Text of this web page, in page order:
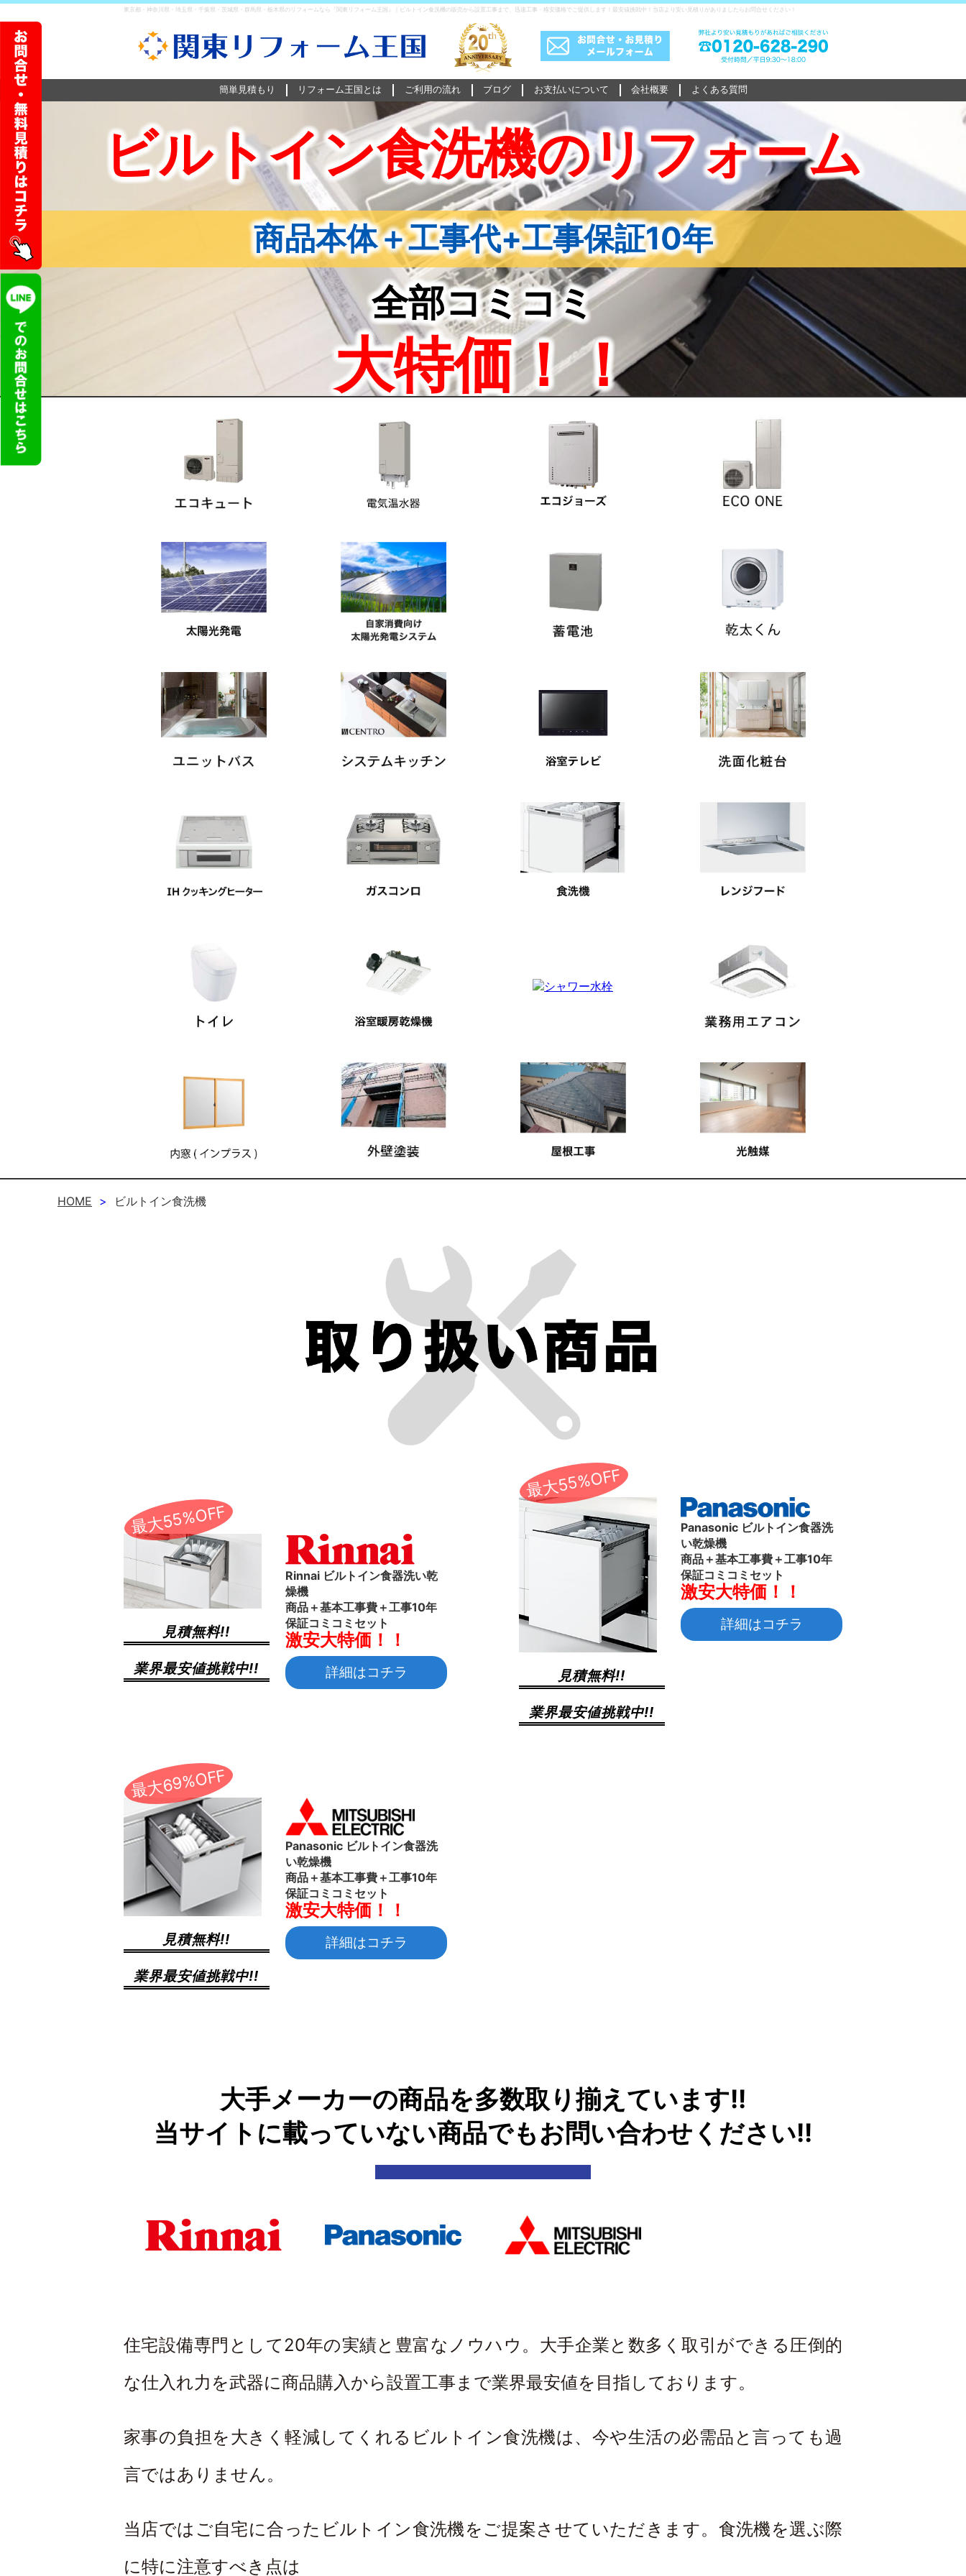
東京都・神奈川県・埼玉県・千葉県・茨城県・群馬県・栃木県のリフォームなら『関東リフォーム王国』｜ビルトイン食洗機の販売から設置工事まで、迅速工事・格安価格でご提供します！最安値挑戦中！当店より安い見積りがありましたらお問合せください！
簡単見積もり リフォーム王国とは ご利用の流れ ブログ お支払いについて 会社概要 よくある質問
ビルトイン食洗機のリフォーム
商品本体＋工事代+工事保証10年
全部コミコミ
大特価！！
HOME ビルトイン食洗機
最大55%OFF
見積無料!!
業界最安値挑戦中!!
Rinnai ビルトイン食器洗い乾
燥機
商品＋基本工事費＋工事10年
保証コミコミセット
激安大特価！！
詳細はコチラ
最大55%OFF
見積無料!!
業界最安値挑戦中!!
Panasonic ビルトイン食器洗
い乾燥機
商品＋基本工事費＋工事10年
保証コミコミセット
激安大特価！！
詳細はコチラ
最大69%OFF
見積無料!!
業界最安値挑戦中!!
Panasonic ビルトイン食器洗
い乾燥機
商品＋基本工事費＋工事10年
保証コミコミセット
激安大特価！！
詳細はコチラ
大手メーカーの商品を多数取り揃えています!!
当サイトに載っていない商品でもお問い合わせください!!
住宅設備専門として20年の実績と豊富なノウハウ。大手企業と数多く取引ができる圧倒的
な仕入れ力を武器に商品購入から設置工事まで業界最安値を目指しております。
家事の負担を大きく軽減してくれるビルトイン食洗機は、今や生活の必需品と言っても過
言ではありません。
当店ではご自宅に合ったビルトイン食洗機をご提案させていただきます。食洗機を選ぶ際
に特に注意すべき点は